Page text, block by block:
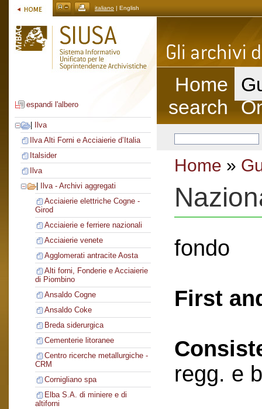
italiano | English
espandi l'albero
Ilva
Ilva Alti Forni e Acciaierie d’Italia
Italsider
Ilva
Ilva - Archivi aggregati
Acciaierie elettriche Cogne -
Girod
Acciaierie e ferriere nazionali
Acciaierie venete
Agglomerati antracite Aosta
Alti forni, Fonderie e Acciaierie
di Piombino
Ansaldo Cogne
Ansaldo Coke
Breda siderurgica
Cementerie litoranee
Centro ricerche metallurgiche -
CRM
Cornigliano spa
Elba S.A. di miniere e di
altiforni
Home
search
Home »
fondo
First
regg. e